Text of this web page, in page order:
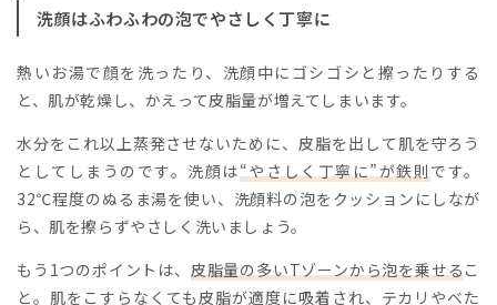
洗顔はふわふわの泡でやさしく丁寧に
熱いお湯で顔を洗ったり、洗顔中にゴシゴシと擦ったりする
と、肌が乾燥し、かえって皮脂量が増えてしまいます。
水分をこれ以上蒸発させないために、皮脂を出して肌を守ろう
としてしまうのです。洗顔は“やさしく丁寧に”が鉄則です。
32℃程度のぬるま湯を使い、洗顔料の泡をクッションにしなが
ら、肌を擦らずやさしく洗いましょう。
もう1つのポイントは、 皮脂量の多いTゾーンから泡を乗せるこ
と。肌をこすらなくても皮脂が適度に吸着され、テカリやべた